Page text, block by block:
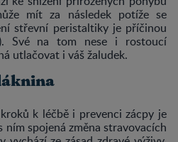
mít za následek potíže se
střevní peristaltiky je příčinou
Své na tom nese i rostoucí
utlačovat i váš žaludek.
k léčbě i prevenci zácpy je
spojená změna stravovacích